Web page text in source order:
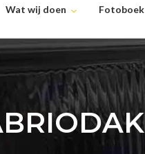
Wat wij doen Fotoboek